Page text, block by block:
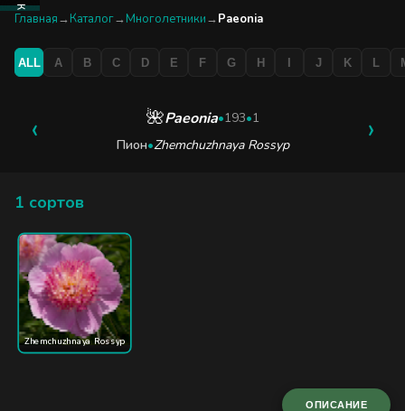
КАТАЛОГ
БУТИК
Главная→ Каталог→ Многолетники→ Paeonia
ALL A B C D E F G H I J K L
‹ 🌺Paeonia•193•1
Пион•Zhemchuzhnaya Rossyp ›
1 сортов
Zhemchuzhnaya Rossyp
ОПИСАНИЕ